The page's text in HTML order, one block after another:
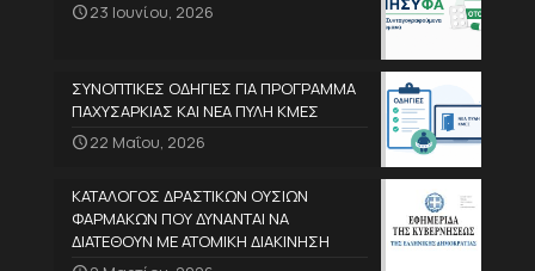
23 Ιουνίου, 2026
ΣΥΝΟΠΤΙΚΕΣ ΟΔΗΓΙΕΣ ΓΙΑ ΠΡΟΓΡΑΜΜΑ
ΠΑΧΥΣΑΡΚΙΑΣ ΚΑΙ ΝΕΑ ΠΥΛΗ ΚΜΕΣ
22 Μαΐου, 2026
ΚΑΤΑΛΟΓΟΣ ΔΡΑΣΤΙΚΩΝ ΟΥΣΙΩΝ
ΦΑΡΜΑΚΩΝ ΠΟΥ ΔΥΝΑΝΤΑΙ ΝΑ
ΔΙΑΤΕΘΟΥΝ ΜΕ ΑΤΟΜΙΚΗ ΔΙΑΚΙΝΗΣΗ